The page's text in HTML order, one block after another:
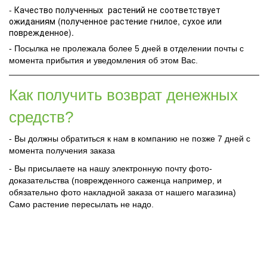
- Качество полученных растений не соответствует
ожиданиям (полученное растение гнилое, сухое или
поврежденное).
- Посылка не пролежала более 5 дней в отделении почты с
момента прибытия и уведомления об этом Вас.
Как получить возврат денежных
средств?
- Вы должны обратиться к нам в компанию не позже 7 дней с
момента получения заказа
- Вы присылаете на нашу электронную почту фото-
доказательства (поврежденного саженца например, и
обязательно фото накладной заказа от нашего магазина)
Само растение пересылать не надо.